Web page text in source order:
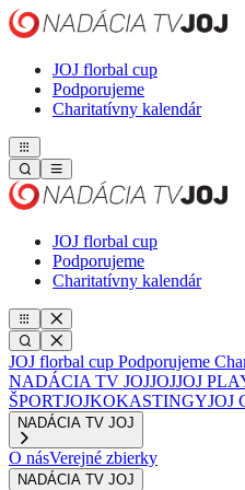
JOJ florbal cup
Podporujeme
Charitatívny kalendár
JOJ florbal cup
Podporujeme
Charitatívny kalendár
JOJ florbal cup Podporujeme
NADÁCIA TV JOJJOJJOJ
ŠPORTJOJKOKASTINGYJOJ
NADÁCIA TV JOJ
O násVerejné zbierky
NADÁCIA TV JOJ